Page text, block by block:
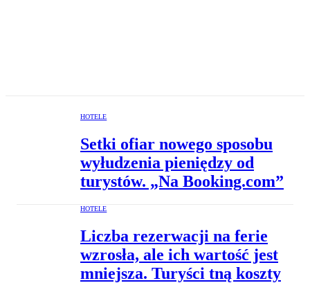
HOTELE
Setki ofiar nowego sposobu
wyłudzenia pieniędzy od
turystów. „Na Booking.com”
HOTELE
Liczba rezerwacji na ferie
wzrosła, ale ich wartość jest
mniejsza. Turyści tną koszty